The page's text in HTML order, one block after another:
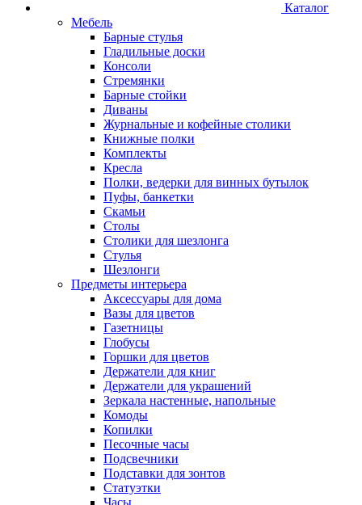
Каталог
Мебель
Барные стулья
Гладильные доски
Консоли
Стремянки
Барные стойки
Диваны
Журнальные и кофейные столики
Книжные полки
Комплекты
Кресла
Полки, ведерки для винных бутылок
Пуфы, банкетки
Скамьи
Столы
Столики для шезлонга
Стулья
Шезлонги
Предметы интерьера
Аксессуары для дома
Вазы для цветов
Газетницы
Глобусы
Горшки для цветов
Держатели для книг
Держатели для украшений
Зеркала настенные, напольные
Комоды
Копилки
Песочные часы
Подсвечники
Подставки для зонтов
Статуэтки
Часы